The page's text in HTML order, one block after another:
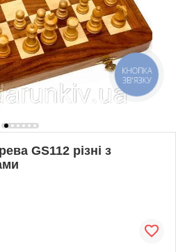
GS112 різні з
КНОПКА
ЗВ'ЯЗКУ